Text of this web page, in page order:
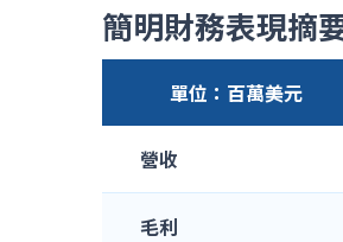
簡明財務表現摘
單位：百萬美元
營收
毛利